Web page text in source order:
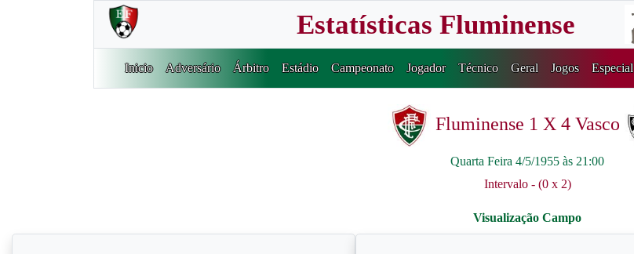
Estatísticas Fluminense
Inicio Adversário Árbitro Estádio Campeonato Jogador Técnico Geral Jogos Especial
Fluminense 1 X 4 Vasco
Quarta Feira 4/5/1955 às 21:00
Intervalo - (0 x 2)